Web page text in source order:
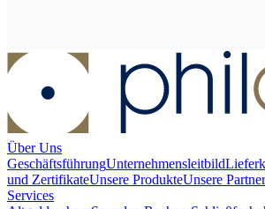
Über Uns
GeschäftsführungUnternehmensleitbild
und ZertifikateUnsere ProdukteUnsere Partner
Services